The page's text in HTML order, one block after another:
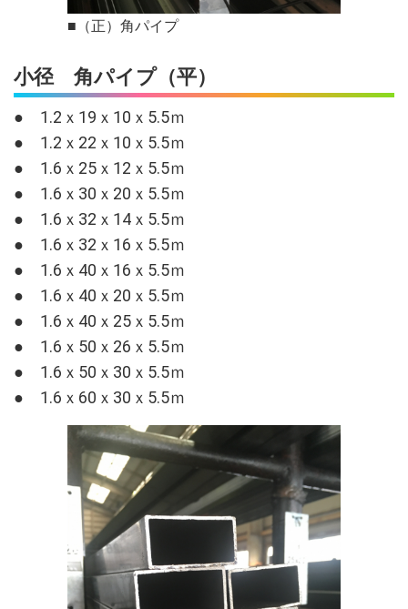
■（正）角パイプ
小径 角パイプ（平）
● 1.2ｘ19ｘ10ｘ5.5ｍ
● 1.2ｘ22ｘ10ｘ5.5ｍ
● 1.6ｘ25ｘ12ｘ5.5ｍ
● 1.6ｘ30ｘ20ｘ5.5ｍ
● 1.6ｘ32ｘ14ｘ5.5ｍ
● 1.6ｘ32ｘ16ｘ5.5ｍ
● 1.6ｘ40ｘ16ｘ5.5ｍ
● 1.6ｘ40ｘ20ｘ5.5ｍ
● 1.6ｘ40ｘ25ｘ5.5ｍ
● 1.6ｘ50ｘ26ｘ5.5ｍ
● 1.6ｘ50ｘ30ｘ5.5ｍ
● 1.6ｘ60ｘ30ｘ5.5ｍ